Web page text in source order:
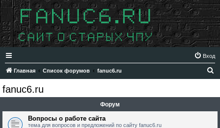
Вход
Главная Список форумов fanuc6.ru
fanuc6.ru
Форум
Вопросы о работе сайта
тема для вопросов и предложений по сайту fanuc6.ru